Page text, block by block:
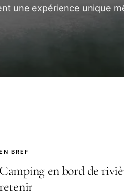
une expérience unique
EN BREF
Camping en bord de
retenir